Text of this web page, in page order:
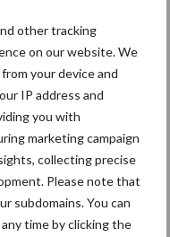
other tracking
on our website. We
your device and
IP address and
you with
marketing campaign
collecting precise
Please note that
subdomains. You can
time by clicking the
onderstreept
is,
Huisvesting